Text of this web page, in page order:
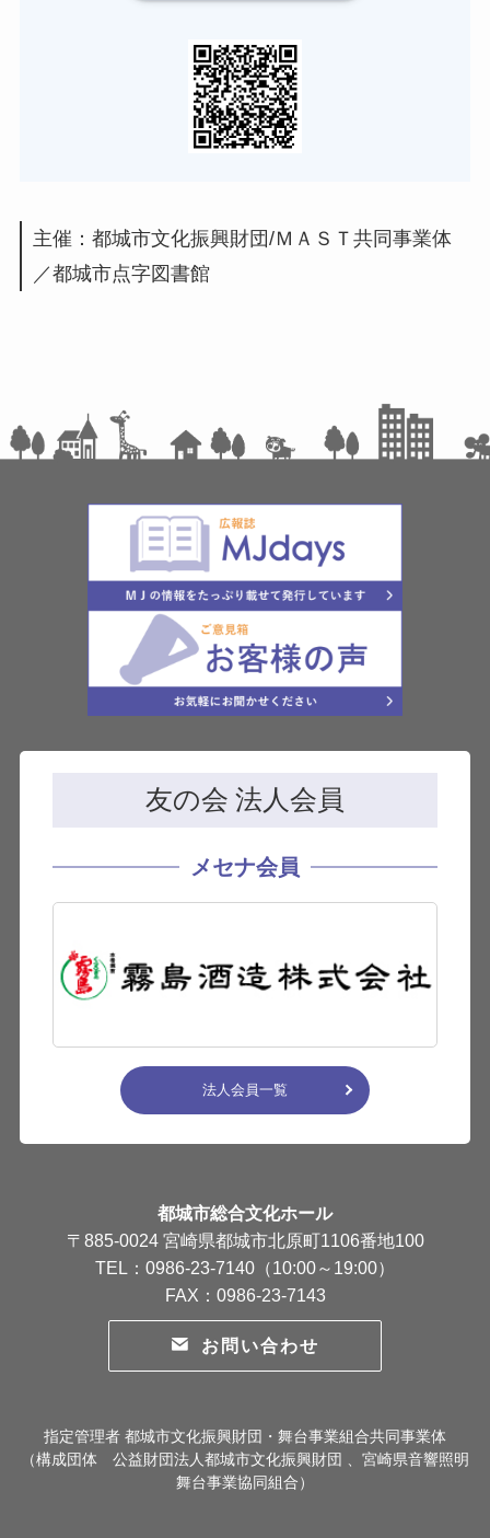
主催：都城市文化振興財団/ＭＡＳＴ共同事業体
／都城市点字図書館
友の会 法人会員
メセナ会員
法人会員一覧
都城市総合文化ホール
〒885-0024 宮崎県都城市北原町1106番地100
TEL：0986-23-7140（10:00～19:00）
FAX：0986-23-7143
お問い合わせ
指定管理者 都城市文化振興財団・舞台事業組合共同事業体
（構成団体 公益財団法人都城市文化振興財団 、宮崎県音響照明
舞台事業協同組合）